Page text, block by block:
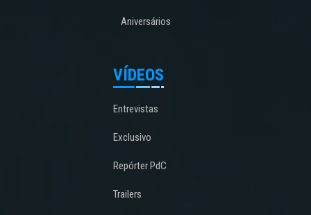
Aniversários
VÍDEOS
Entrevistas
Exclusivo
Repórter PdC
Trailers